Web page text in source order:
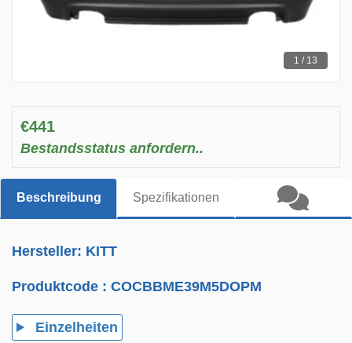
1 / 13
€441
Bestandsstatus anfordern..
Beschreibung Spezifikationen
Hersteller: KITT
Produktcode :COCBBME39M5DOPM
Einzelheiten